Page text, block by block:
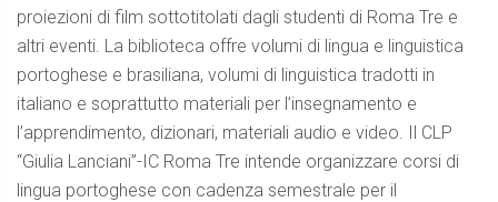
proiezioni di film sottotitolati dagli studenti di Roma Tre e
altri eventi. La biblioteca offre volumi di lingua e linguistica
portoghese e brasiliana, volumi di linguistica tradotti in
italiano e soprattutto materiali per l’insegnamento e
l’apprendimento, dizionari, materiali audio e video. Il CLP
“Giulia Lanciani”-IC Roma Tre intende organizzare corsi di
lingua portoghese con cadenza semestrale per il